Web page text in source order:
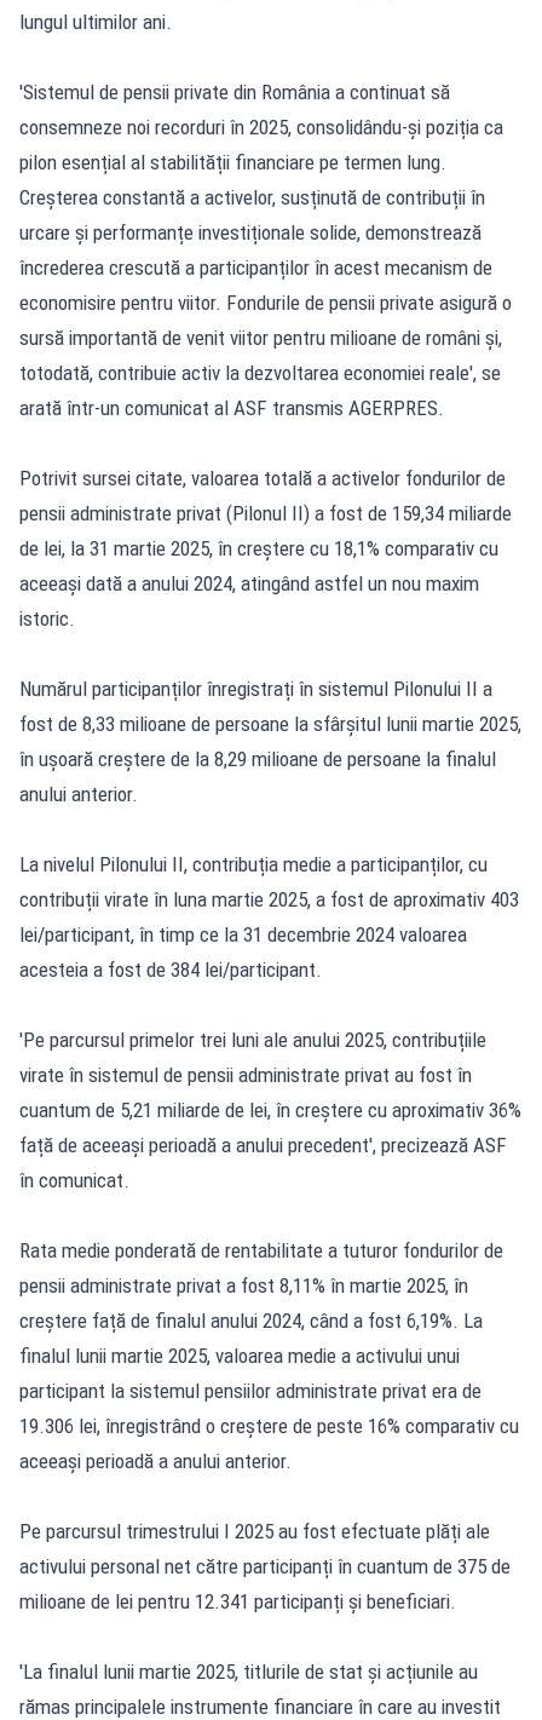
lungul ultimilor ani.
'Sistemul de pensii private din România a continuat să
consemneze noi recorduri în 2025, consolidându-și poziția ca
pilon esențial al stabilității financiare pe termen lung.
Creșterea constantă a activelor, susținută de contribuții în
urcare și performanțe investiționale solide, demonstrează
încrederea crescută a participanților în acest mecanism de
economisire pentru viitor. Fondurile de pensii private asigură o
sursă importantă de venit viitor pentru milioane de români și,
totodată, contribuie activ la dezvoltarea economiei reale', se
arată într-un comunicat al ASF transmis AGERPRES.
Potrivit sursei citate, valoarea totală a activelor fondurilor de
pensii administrate privat (Pilonul II) a fost de 159,34 miliarde
de lei, la 31 martie 2025, în creștere cu 18,1% comparativ cu
aceeași dată a anului 2024, atingând astfel un nou maxim
istoric.
Numărul participanților înregistrați în sistemul Pilonului II a
fost de 8,33 milioane de persoane la sfârșitul lunii martie 2025,
în ușoară creștere de la 8,29 milioane de persoane la finalul
anului anterior.
La nivelul Pilonului II, contribuția medie a participanților, cu
contribuții virate în luna martie 2025, a fost de aproximativ 403
lei/participant, în timp ce la 31 decembrie 2024 valoarea
acesteia a fost de 384 lei/participant.
'Pe parcursul primelor trei luni ale anului 2025, contribuțiile
virate în sistemul de pensii administrate privat au fost în
cuantum de 5,21 miliarde de lei, în creștere cu aproximativ 36%
față de aceeași perioadă a anului precedent', precizează ASF
în comunicat.
Rata medie ponderată de rentabilitate a tuturor fondurilor de
pensii administrate privat a fost 8,11% în martie 2025, în
creștere față de finalul anului 2024, când a fost 6,19%. La
finalul lunii martie 2025, valoarea medie a activului unui
participant la sistemul pensiilor administrate privat era de
19.306 lei, înregistrând o creștere de peste 16% comparativ cu
aceeași perioadă a anului anterior.
Pe parcursul trimestrului I 2025 au fost efectuate plăți ale
activului personal net către participanți în cuantum de 375 de
milioane de lei pentru 12.341 participanți și beneficiari.
'La finalul lunii martie 2025, titlurile de stat și acțiunile au
rămas principalele instrumente financiare în care au investit